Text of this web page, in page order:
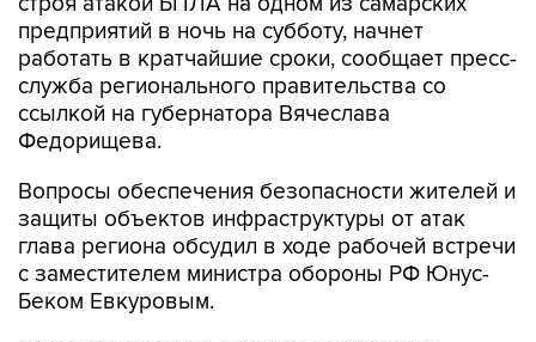
работать в кратчайшие сроки, сообщает пресс-
служба регионального правительства со
ссылкой на губернатора Вячеслава
Федорищева.
Вопросы обеспечения безопасности жителей и
глава региона обсудил в ходе рабочей встречи
с заместителем министра обороны РФ Юнус-
Беком Евкуровым.
"Обстановка у нас, как и во всей стране,